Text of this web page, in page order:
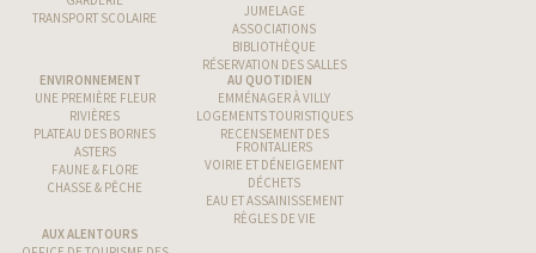
TRANSPORT SCOLAIRE
JUMELAGE
ASSOCIATIONS
BIBLIOTHÈQUE
RÉSERVATION DES SALLES
ENVIRONNEMENT
UNE PREMIÈRE FLEUR
RIVIÈRES
PLATEAU DES BORNES
ASTERS
FAUNE & FLORE
CHASSE & PÊCHE
AU QUOTIDIEN
EMMÉNAGER À VILLY
LOGEMENTS TOURISTIQUES
RECENSEMENT DES
FRONTALIERS
VOIRIE ET DÉNEIGEMENT
DÉCHETS
EAU ET ASSAINISSEMENT
RÈGLES DE VIE
AUX ALENTOURS